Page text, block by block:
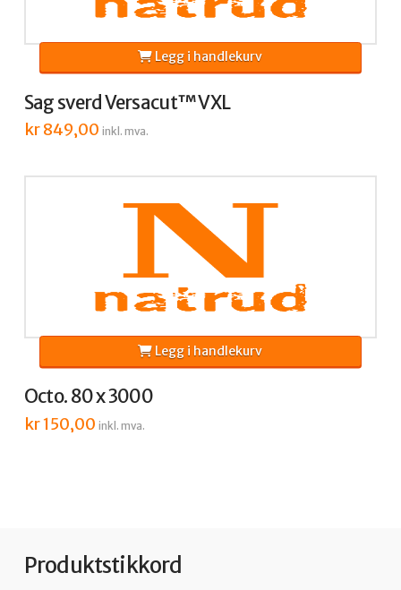
Sag sverd Versacut™ VXL
kr849,00 inkl. mva.
Legg i handlekurv
Octo. 80 x 3000
kr150,00 inkl. mva.
Legg i handlekurv
Produktstikkord